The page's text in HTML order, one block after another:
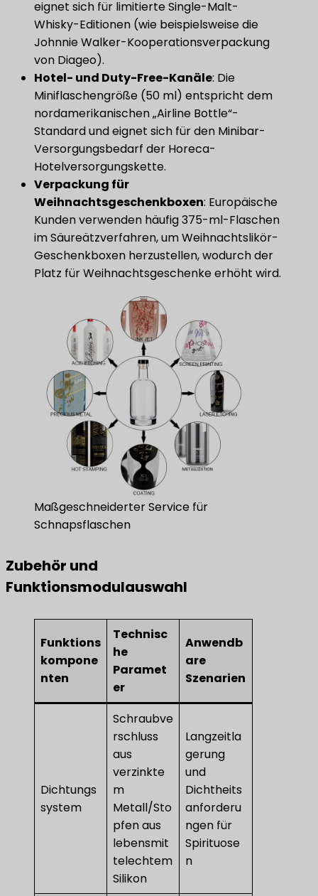
eignet sich für limitierte Single-Malt-
Whisky-Editionen (wie beispielsweise die
Johnnie Walker-Kooperationsverpackung
von Diageo).
​Hotel- und Duty-Free-Kanäle​​: Die
Miniflaschengröße (50 ml) entspricht dem
nordamerikanischen „Airline Bottle“-
Standard und eignet sich für den Minibar-
Versorgungsbedarf der Horeca-
Hotelversorgungskette.
Verpackung für
Weihnachtsgeschenkboxen​: Europäische
Kunden verwenden häufig 375-ml-Flaschen
im Säureätzverfahren, um Weihnachtslikör-
Geschenkboxen herzustellen, wodurch der
Platz für Weihnachtsgeschenke erhöht wird.
Maßgeschneiderter Service für
Schnapsflaschen
​Zubehör und
Funktionsmodulauswahl​
Funktions
kompone
nten
Technisc
he
Paramet
er
Anwendb
are
Szenarien
Dichtungs
system
Schraubve
rschluss
aus
verzinkte
m
Metall/Sto
pfen aus
lebensmit
telechtem
Silikon
Langzeitla
gerung
und
Dichtheits
anforderu
ngen für
Spirituose
n